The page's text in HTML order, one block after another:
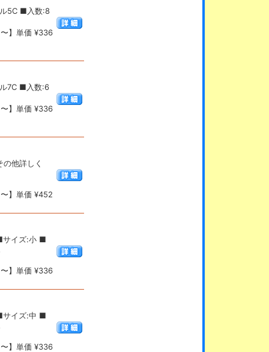
5C ■入数:8
】単価 ¥336
7C ■入数:6
】単価 ¥336
他詳しく
】単価 ¥452
サイズ:小 ■
】単価 ¥336
サイズ:中 ■
】単価 ¥336